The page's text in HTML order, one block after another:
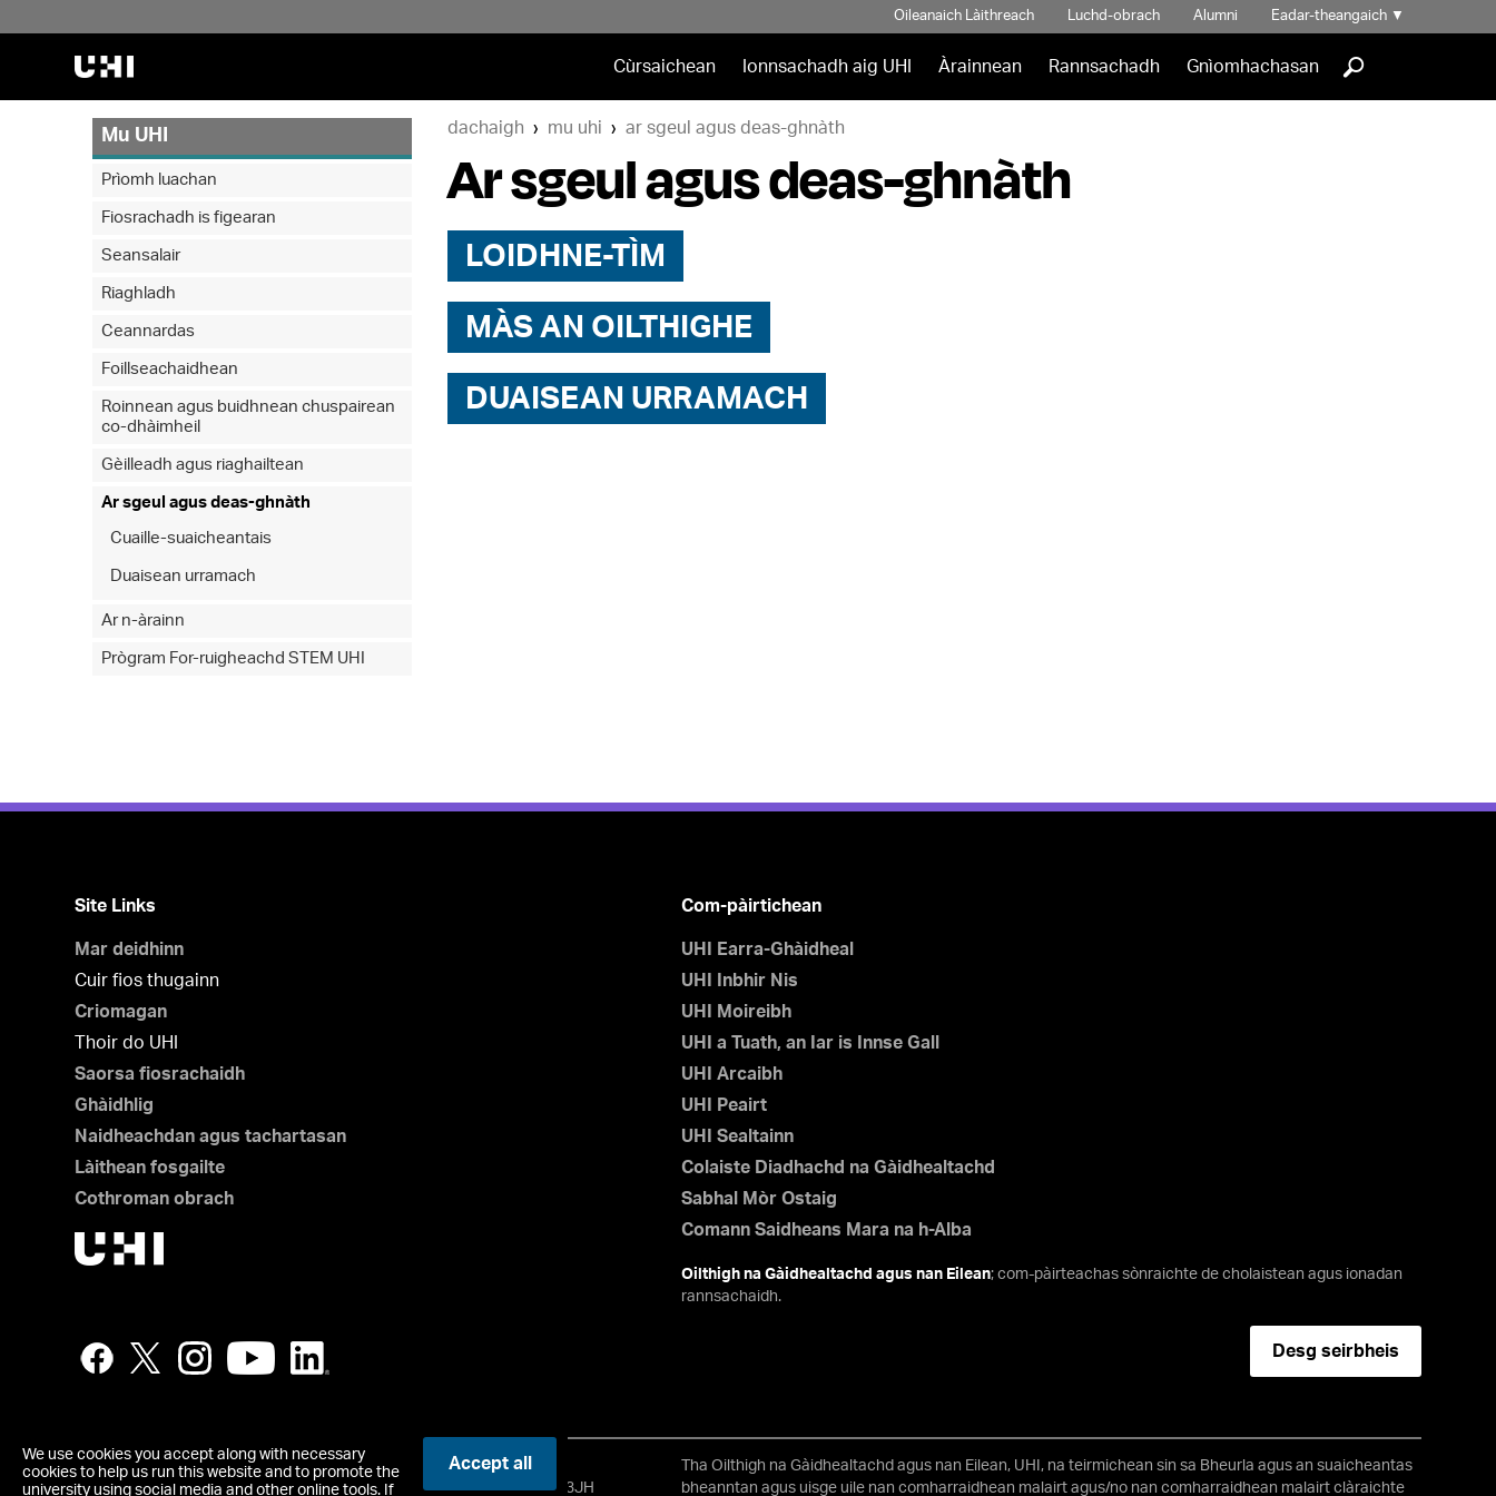
We use cookies you accept along with necessary
cookies to help us run this website and to promote the
university using social media and other online tools. If
Accept all
Oileanaich Làithreach Luchd-obrach Alumni Eadar-theangaich ▼
Cùrsaichean Ionnsachadh aig UHI Àrainnean Rannsachadh Gnìomhachasan ]
dachaigh mu uhi ar sgeul agus deas-ghnàth
Ar sgeul agus deas-ghnàth
LOIDHNE-TÌM
MÀS AN OILTHIGHE
DUAISEAN URRAMACH
Mu UHI
Prìomh luachan
Fiosrachadh is figearan
Seansalair
Riaghladh
Ceannardas
Foillseachaidhean
Roinnean agus buidhnean chuspairean
co-dhàimheil
Gèilleadh agus riaghailtean
Ar sgeul agus deas-ghnàth
Cuaille-suaicheantais
Duaisean urramach
Ar n-àrainn
Prògram For-ruigheachd STEM UHI
Site Links
Mar deidhinn
Cuir fios thugainn
Criomagan
Thoir do UHI
Saorsa fiosrachaidh
Ghàidhlig
Naidheachdan agus tachartasan
Làithean fosgailte
Cothroman obrach
Com-pàirtichean
UHI Earra-Ghàidheal
UHI Inbhir Nis
UHI Moireibh
UHI a Tuath, an Iar is Innse Gall
UHI Arcaibh
UHI Peairt
UHI Sealtainn
Colaiste Diadhachd na Gàidhealtachd
Sabhal Mòr Ostaig
Comann Saidheans Mara na h-Alba
Oilthigh na Gàidhealtachd agus nan Eilean; com-pàirteachas sònraichte de cholaistean agus ionadan
rannsachaidh.
Desg seirbheis
© UHI
Oifis chlàraichte: Taigh UHI, Seann Rathad Pheairt, Inbhir Nis, Alba IV2 3JH
Tha Oilthigh na Gàidhealtachd agus nan Eilean, UHI, na teirmichean sin sa Bheurla agus an suaicheantas
bheanntan agus uisge uile nan comharraidhean malairt agus/no nan comharraidhean malairt clàraichte